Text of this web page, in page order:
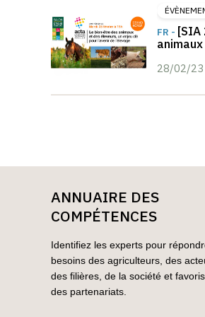
FR - [SIA
28/02/23
ANNUAIRE DES
COMPÉTENCES
Identifiez les experts pour
besoins des agriculteurs, des
des filières, de la société et
des partenariats.